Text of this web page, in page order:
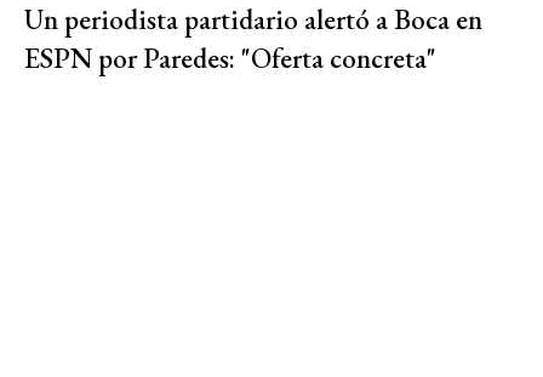
Un periodista partidario alertó a Boca en
ESPN por Paredes: "Oferta concreta"